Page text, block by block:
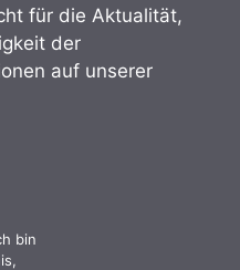
für die Aktualität,
der
auf unserer
bin